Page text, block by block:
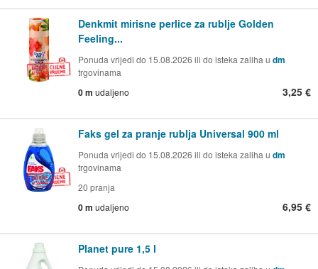
Denkmit mirisne perlice za rublje Golden
Feeling...
Ponuda vrijedi do 15.08.2026 ili do isteka zaliha u dm
trgovinama
0 m udaljeno 3,25 €
Faks gel za pranje rublja Universal 900 ml
Ponuda vrijedi do 15.08.2026 ili do isteka zaliha u dm
trgovinama
20 pranja
0 m udaljeno 6,95 €
Planet pure 1,5 l